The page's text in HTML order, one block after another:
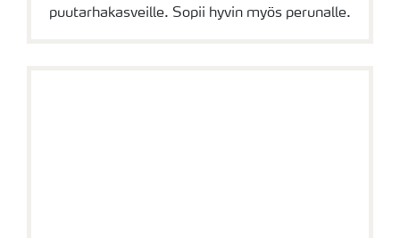
puutarhakasveille. Sopii hyvin myös perunalle.